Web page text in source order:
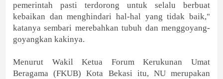
pemerintah pasti terdorong untuk selalu berbuat
kebaikan dan menghindari hal-hal yang tidak baik,"
katanya sembari merebahkan tubuh dan menggoyang-
goyangkan kakinya.
Menurut Wakil Ketua Forum Kerukunan Umat
Beragama (FKUB) Kota Bekasi itu, NU merupakan